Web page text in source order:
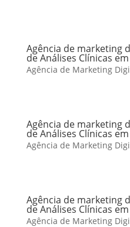
Agência de marketing
de Análises Clínicas
Agência de Marketing
Agência de marketing
de Análises Clínicas
Agência de Marketing
Agência de marketing
de Análises Clínicas
Agência de Marketing